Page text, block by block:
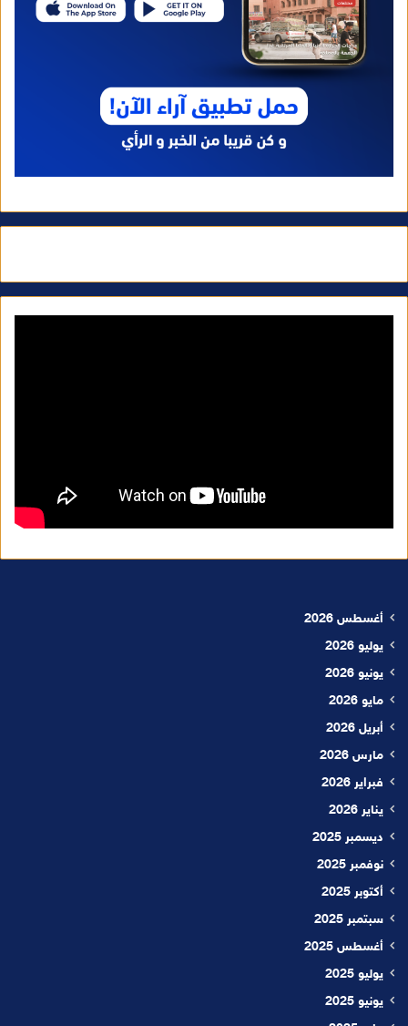
أغسطس 2026
يوليو 2026
يونيو 2026
مايو 2026
أبريل 2026
مارس 2026
فبراير 2026
يناير 2026
ديسمبر 2025
نوفمبر 2025
أكتوبر 2025
سبتمبر 2025
أغسطس 2025
يوليو 2025
يونيو 2025